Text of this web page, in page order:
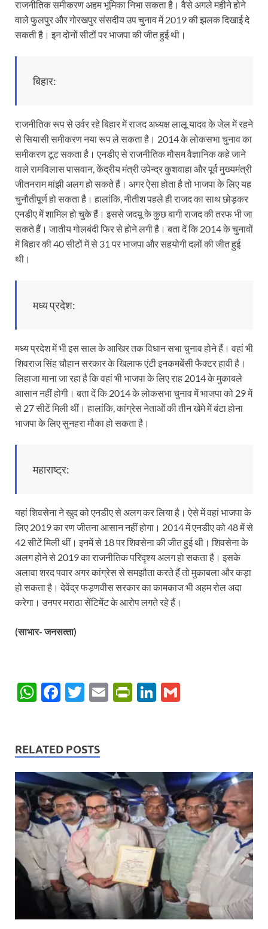
राजनीतिक समीकरण अहम भूमिका निभा सकता है। वैसे अगले महीने होने
वाले फुलपुर और गोरखपुर संसदीय उप चुनाव में 2019 की झलक दिखाई दे
सकती है। इन दोनों सीटों पर भाजपा की जीत हुई थी।
बिहार:
राजनीतिक रूप से उर्वर रहे बिहार में राजद अध्यक्ष लालू यादव के जेल में रहने
से सियासी समीकरण नया रूप ले सकता है। 2014 के लोकसभा चुनाव का
समीकरण टूट सकता है। एनडीए से राजनीतिक मौसम वैज्ञानिक कहे जाने
वाले रामविलास पासवान, केंद्रीय मंत्री उपेन्द्र कुशवाहा और पूर्व मुख्यमंत्री
जीतनराम मांझी अलग हो सकते हैं। अगर ऐसा होता है तो भाजपा के लिए यह
चुनौतीपूर्ण हो सकता है। हालांकि, नीतीश पहले ही राजद का साथ छोड़कर
एनडीए में शामिल हो चुके हैं। इससे जदयू के कुछ बागी राजद की तरफ भी जा
सकते हैं। जातीय गोलबंदी फिर से होने लगी है। बता दें कि 2014 के चुनावों
में बिहार की 40 सीटों में से 31 पर भाजपा और सहयोगी दलों की जीत हुई
थी।
मध्य प्रदेश:
मध्य प्रदेश में भी इस साल के आखिर तक विधान सभा चुनाव होने हैं। वहां भी
शिवराज सिंह चौहान सरकार के खिलाफ एंटी इनकमबेंसी फैक्टर हावी है।
लिहाजा माना जा रहा है कि वहां भी भाजपा के लिए राह 2014 के मुकाबले
आसान नहीं होगी। बता दें कि 2014 के लोकसभा चुनाव में भाजपा को 29 में
से 27 सीटें मिली थीं। हालांकि, कांग्रेस नेताओं की तीन खेमे में बंटा होना
भाजपा के लिए सुनहरा मौका हो सकता है।
महाराष्ट्र:
यहां शिवसेना ने खुद को एनडीए से अलग कर लिया है। ऐसे में वहां भाजपा के
लिए 2019 का रण जीतना आसान नहीं होगा। 2014 में एनडीए को 48 में से
42 सीटें मिली थीं। इनमें से 18 पर शिवसेना की जीत हुई थी। शिवसेना के
अलग होने से 2019 का राजनीतिक परिदृश्य अलग हो सकता है। इसके
अलावा शरद पवार अगर कांग्रेस से समझौता करते हैं तो मुकाबला और कड़ा
हो सकता है। देवेंद्र फड़णवीस सरकार का कामकाज भी अहम रोल अदा
करेगा। उनपर मराठा सेंटिमेंट के आरोप लगते रहे हैं।
(साभार- जनसत्‍ता)
W
s
A
p
p
F
b
o
o
k
T
er
E
P
ie
n
dl
y
Li
dI
n
RELATED POSTS